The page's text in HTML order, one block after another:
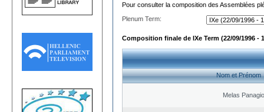
Pour consulter la composition des Assemblées
Plenum Term:
Composition finale de IXe Term (22/09/1996 -
Nom et Prénom
Melas